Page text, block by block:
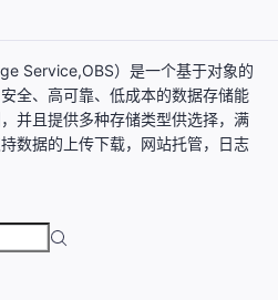
Service,OBS）是一个基于对象的
全、高可靠、低成本的数据存储能
并且提供多种存储类型供选择，满
数据的上传下载，网站托管，日志